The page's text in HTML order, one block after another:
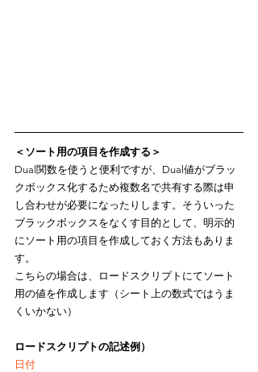
＜ソート用の項目を作成する＞
Dual関数を使うと便利ですが、Dual値がブラッ
クボックス化するため複数名で共有する際は申
し合わせが必要になったりします。そういった
ブラックボックスをなくす目的として、明示的
にソート用の項目を作成しておく方法もありま
す。
こちらの場合は、ロードスクリプトにてソート
用の値を作成します（シート上の数式ではうま
くいかない）
ロードスクリプトの記述例）
日付